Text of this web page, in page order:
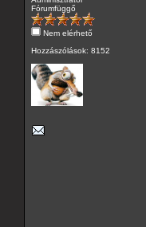
Fórumfüggő
Nem elérhető
Hozzászólások: 8152